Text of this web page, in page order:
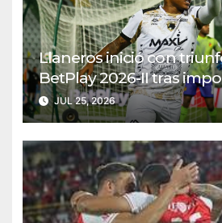
Llaneros inició con
BetPlay 2026-II tras
Deportivo Pereira
JUL 25, 2026